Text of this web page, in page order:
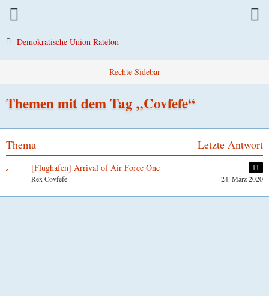
Demokratische Union Ratelon
Themen mit dem Tag „Covfefe“
Thema Letzte Antwort
[Flughafen] Arrival of Air Force One
11
Rex Covfefe
24. März 2020